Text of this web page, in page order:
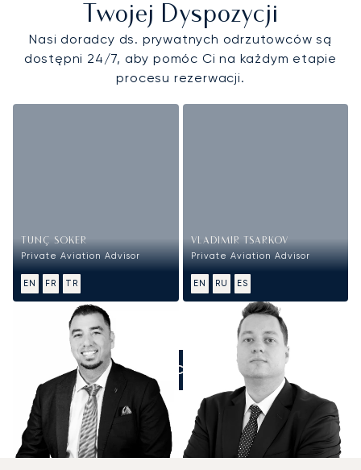
Twojej Dyspozycji
Nasi doradcy ds. prywatnych odrzutowców są
dostępni 24/7, aby pomóc Ci na każdym etapie
procesu rezerwacji.
TUNÇ SOKER
Private Aviation Advisor
EN FR TR
VLADIMIR TSARKOV
Private Aviation Advisor
EN RU ES
ZADZWOŃCIE DO NAS